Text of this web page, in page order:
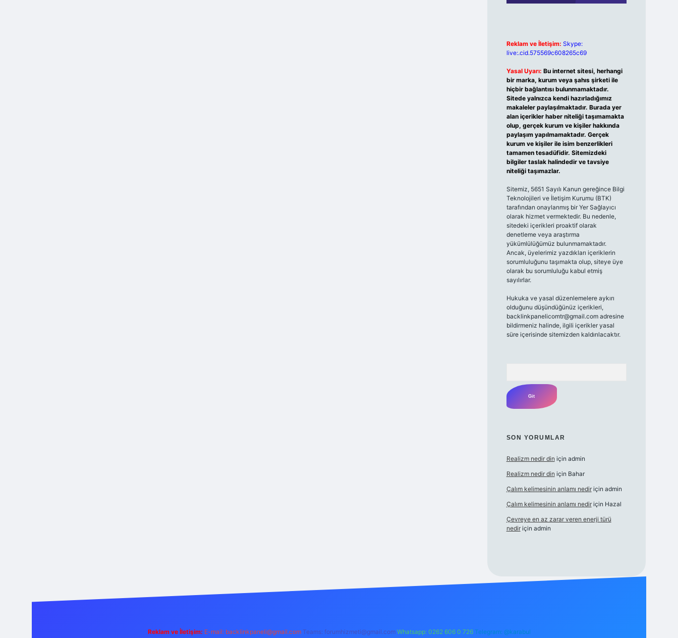
Reklam ve İletişim: Skype:
live:.cid.575569c608265c69
Yasal Uyarı: Bu internet sitesi, herhangi
bir marka, kurum veya şahıs şirketi ile
hiçbir bağlantısı bulunmamaktadır.
Sitede yalnızca kendi hazırladığımız
makaleler paylaşılmaktadır. Burada yer
alan içerikler haber niteliği taşımamakta
olup, gerçek kurum ve kişiler hakkında
paylaşım yapılmamaktadır. Gerçek
kurum ve kişiler ile isim benzerlikleri
tamamen tesadüfidir. Sitemizdeki
bilgiler taslak halindedir ve tavsiye
niteliği taşımazlar.
Sitemiz, 5651 Sayılı Kanun gereğince Bilgi
Teknolojileri ve İletişim Kurumu (BTK)
tarafından onaylanmış bir Yer Sağlayıcı
olarak hizmet vermektedir. Bu nedenle,
sitedeki içerikleri proaktif olarak
denetleme veya araştırma
yükümlülüğümüz bulunmamaktadır.
Ancak, üyelerimiz yazdıkları içeriklerin
sorumluluğunu taşımakta olup, siteye üye
olarak bu sorumluluğu kabul etmiş
sayılırlar.
Hukuka ve yasal düzenlemelere aykırı
olduğunu düşündüğünüz içerikleri,
backlinkpanelicomtr@gmail.comadresine
bildirmeniz halinde, ilgili içerikler yasal
süre içerisinde sitemizden kaldırılacaktır.
SON YORUMLAR
Realizm nedir din için admin
Realizm nedir din için Bahar
Çalım kelimesinin anlamı nediriçin admin
Çalım kelimesinin anlamı nediriçin Hazal
Çevreye en az zarar veren enerji türü
nediriçin admin
Reklam ve İletişim: E-mail: backlinkpaneli@gmail.com Teams: forumhizmeti@gmail.com Whatsapp: 0262 606 0 726 Telegram: @karabul